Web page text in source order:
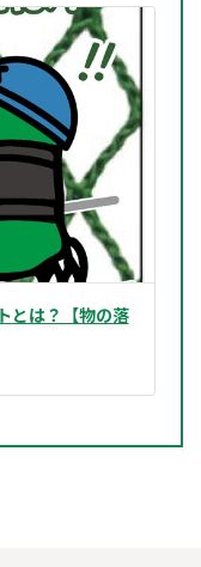
とは？【物の落